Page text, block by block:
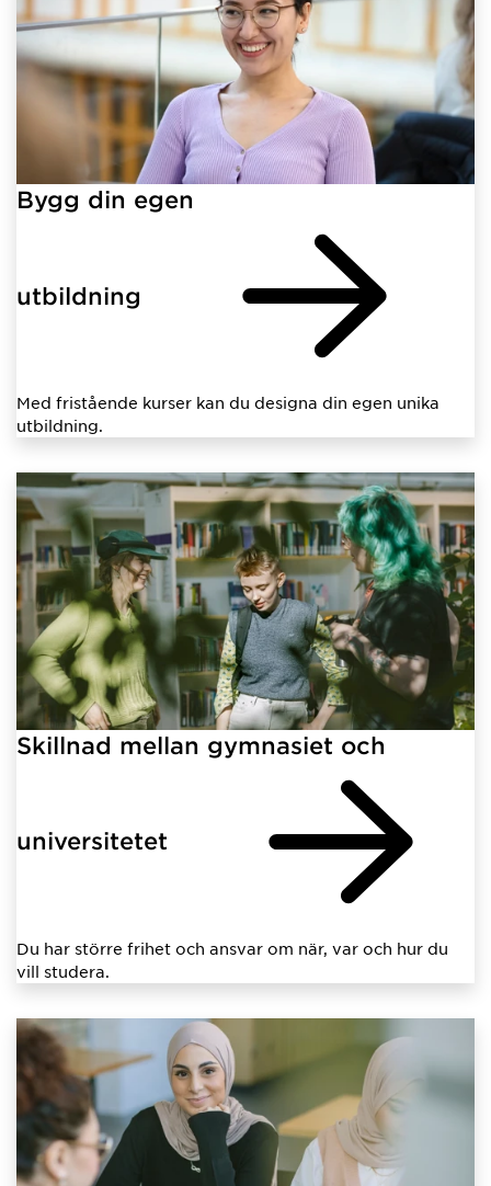
Bygg din egen
utbildning
Med fristående kurser kan du designa din egen unika
utbildning.
Skillnad mellan gymnasiet och
universitetet
Du har större frihet och ansvar om när, var och hur du
vill studera.